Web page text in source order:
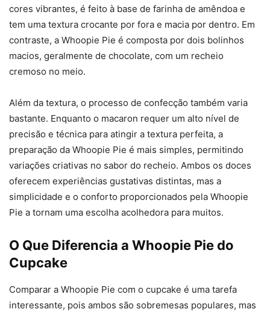
cores vibrantes, é feito à base de farinha de amêndoa e
tem uma textura crocante por fora e macia por dentro. Em
contraste, a Whoopie Pie é composta por dois bolinhos
macios, geralmente de chocolate, com um recheio
cremoso no meio.
Além da textura, o processo de confecção também varia
bastante. Enquanto o macaron requer um alto nível de
precisão e técnica para atingir a textura perfeita, a
preparação da Whoopie Pie é mais simples, permitindo
variações criativas no sabor do recheio. Ambos os doces
oferecem experiências gustativas distintas, mas a
simplicidade e o conforto proporcionados pela Whoopie
Pie a tornam uma escolha acolhedora para muitos.
O Que Diferencia a Whoopie Pie do
Cupcake
Comparar a Whoopie Pie com o cupcake é uma tarefa
interessante, pois ambos são sobremesas populares, mas